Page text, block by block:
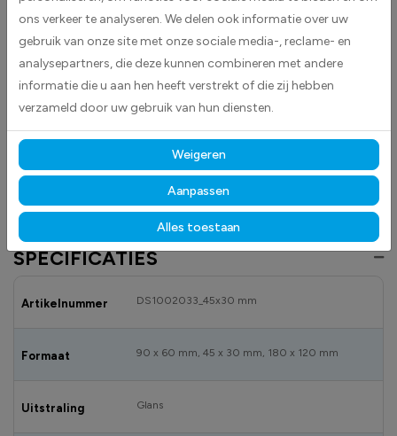
herkenbare vlag van Denemarken en is eenvoudig aan te brengen op
gladde oppervlakken zoals auto’s, laptops en koffers.
Gemaakt van hoogwaardige high-tack folie, hecht deze sticker
betrouwbaar op vrijwel elk oppervlak. Dankzij de duurzame
materialen blijft hij langdurig mooi en goed leesbaar, zowel binnen als
buiten bestand tegen licht, vocht en dagelijks gebruik.
Bekijk ook onze andere vlagstickers
professioneel te markeren.
SPECIFICATIES
Artikelnummer DS1002033_45x30 mm
Formaat 90 x 60 mm, 45 x 30 mm, 180 x 120 mm
Uitstraling Glans
ons verkeer te analyseren. We delen ook informatie over uw
gebruik van onze site met onze sociale media-, reclame- en
analysepartners, die deze kunnen combineren met andere
informatie die u aan hen heeft verstrekt of die zij hebben
verzameld door uw gebruik van hun diensten.
Weigeren
Aanpassen
Alles toestaan